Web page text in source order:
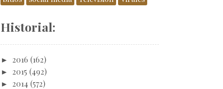
Historial:
► 2016 (162)
► 2015 (492)
► 2014 (572)